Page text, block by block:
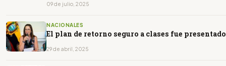
09 de julio, 2025
NACIONALES
El plan de retorno seguro a clases fue presentado
29 de abril, 2025